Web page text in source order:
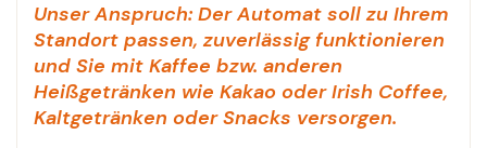
Unser Anspruch: Der Automat soll zu Ihrem
Standort passen, zuverlässig funktionieren
und Sie mit Kaffee bzw. anderen
Heißgetränken wie Kakao oder Irish Coffee,
Kaltgetränken oder Snacks versorgen.